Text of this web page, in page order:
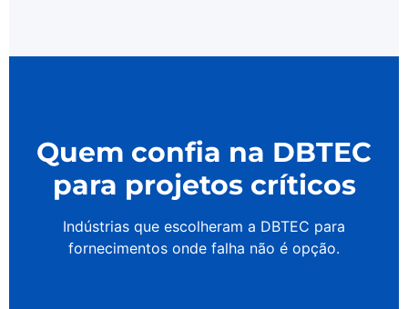
Quem confia na DBTEC
para projetos críticos
Indústrias que escolheram a DBTEC para
fornecimentos onde falha não é opção.